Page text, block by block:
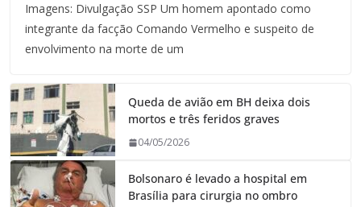
Imagens: Divulgação SSP Um homem apontado como
integrante da facção Comando Vermelho e suspeito de
envolvimento na morte de um
Queda de avião em BH deixa dois
mortos e três feridos graves
04/05/2026
Bolsonaro é levado a hospital em
Brasília para cirurgia no ombro